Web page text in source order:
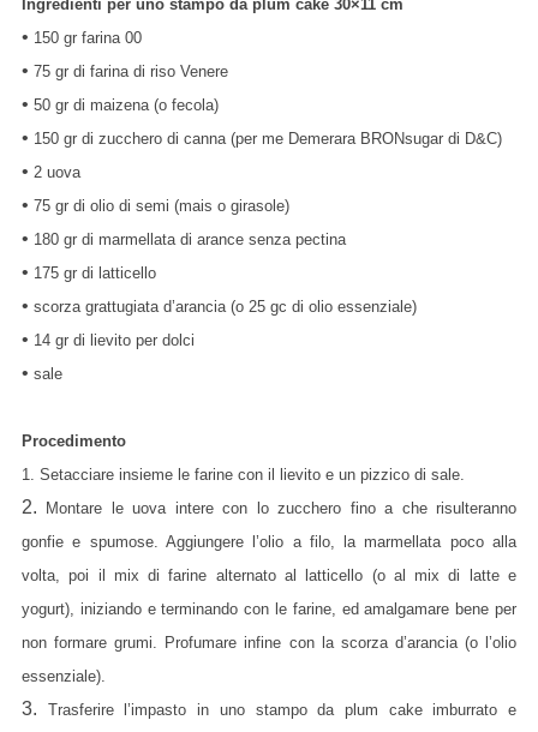
Ingredienti per uno stampo da plum cake 30×11 cm
• 150 gr farina 00
• 75 gr di farina di riso Venere
• 50 gr di maizena (o fecola)
• 150 gr di zucchero di canna (per me Demerara BRONsugar di D&C)
• 2 uova
• 75 gr di olio di semi (mais o girasole)
• 180 gr di marmellata di arance senza pectina
• 175 gr di latticello
• scorza grattugiata d’arancia (o 25 gc di olio essenziale)
• 14 gr di lievito per dolci
• sale
Procedimento
1. Setacciare insieme le farine con il lievito e un pizzico di sale.
2.
Montare le uova intere con lo zucchero fino a che risulteranno
gonfie e spumose. Aggiungere l’olio a filo, la marmellata poco alla
volta, poi il mix di farine alternato al latticello (o al mix di latte e
yogurt), iniziando e terminando con le farine, ed amalgamare bene per
non formare grumi. Profumare infine con la scorza d’arancia (o l’olio
essenziale).
3. Trasferire l’impasto in uno stampo da plum cake imburrato e